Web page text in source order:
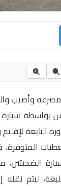
وأصيب والده
التابعة لإقليم
ليتم